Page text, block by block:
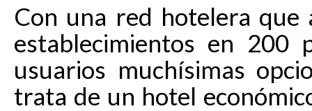
Con una red hotelera que
establecimientos en 200
usuarios muchísimas
trata de un hotel